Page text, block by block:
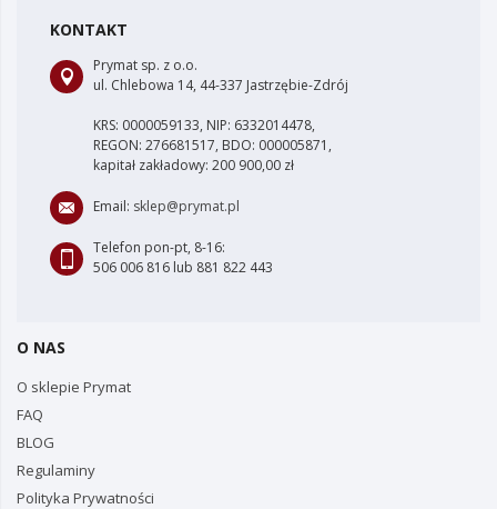
KONTAKT
Prymat sp. z o.o.
ul. Chlebowa 14, 44-337 Jastrzębie-Zdrój
KRS: 0000059133, NIP: 6332014478,
REGON: 276681517, BDO: 000005871,
kapitał zakładowy: 200 900,00 zł
Email: sklep@prymat.pl
Telefon pon-pt, 8-16:
506 006 816 lub 881 822 443
O NAS
O sklepie Prymat
FAQ
BLOG
Regulaminy
Polityka Prywatności